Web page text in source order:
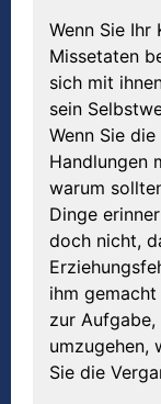
Wenn Sie
Missetaten
sich mit
sein
Wenn Sie
Handlungen
warum
Dinge
doch nicht,
ihm
zur
umzugehen,
Sie die